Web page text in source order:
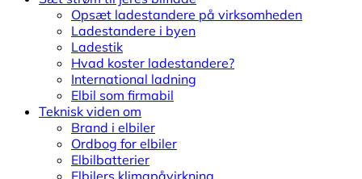
Opsæt ladestandere på virksomheden
Ladestandere i byen
Ladestik
Hvad koster ladestandere?
International ladning
Elbil som firmabil
Teknisk viden om
Brand i elbiler
Ordbog for elbiler
Elbilbatterier
Elbilers klimapåvirkning